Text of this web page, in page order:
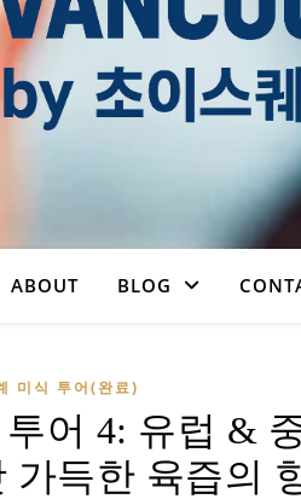
ABOUT BLOG
미식 투어(완료)
어 4: 유럽 &
가득한 육즙의